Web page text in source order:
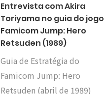
Entrevista com Akira
Toriyama no guia do jogo
Famicom Jump: Hero
Retsuden (1989)
Guia de Estratégia do
Famicom Jump: Hero
Retsuden (abril de 1989)